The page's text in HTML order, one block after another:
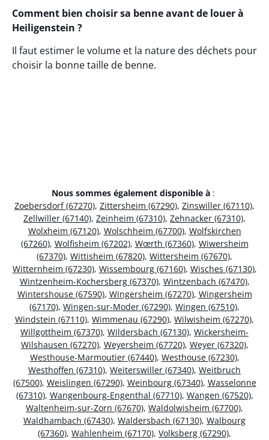
Comment bien choisir sa benne avant de louer à
Heiligenstein ?
Il faut estimer le volume et la nature des déchets pour
choisir la bonne taille de benne.
Nous sommes également disponible à :
Zoebersdorf (67270), Zittersheim (67290), Zinswiller (67110),
Zellwiller (67140), Zeinheim (67310), Zehnacker (67310),
Wolxheim (67120), Wolschheim (67700), Wolfskirchen
(67260), Wolfisheim (67202), Wœrth (67360), Wiwersheim
(67370), Wittisheim (67820), Wittersheim (67670),
Witternheim (67230), Wissembourg (67160), Wisches (67130),
Wintzenheim-Kochersberg (67370), Wintzenbach (67470),
Wintershouse (67590), Wingersheim (67270), Wingersheim
(67170), Wingen-sur-Moder (67290), Wingen (67510),
Windstein (67110), Wimmenau (67290), Wilwisheim (67270),
Willgottheim (67370), Wildersbach (67130), Wickersheim-
Wilshausen (67270), Weyersheim (67720), Weyer (67320),
Westhouse-Marmoutier (67440), Westhouse (67230),
Westhoffen (67310), Weiterswiller (67340), Weitbruch
(67500), Weislingen (67290), Weinbourg (67340), Wasselonne
(67310), Wangenbourg-Engenthal (67710), Wangen (67520),
Waltenheim-sur-Zorn (67670), Waldolwisheim (67700),
Waldhambach (67430), Waldersbach (67130), Walbourg
(67360), Wahlenheim (67170), Volksberg (67290),